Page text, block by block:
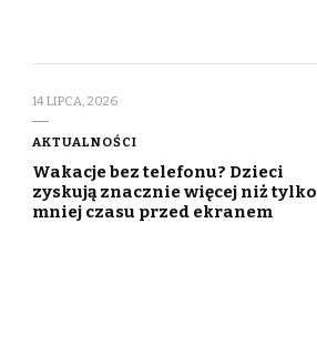
14 LIPCA, 2026
AKTUALNOŚCI
Wakacje bez telefonu? Dzieci
zyskują znacznie więcej niż tylko
mniej czasu przed ekranem